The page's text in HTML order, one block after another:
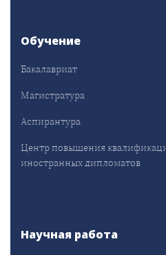
Обучение
Бакалавриат
Магистратура
Аспирантура
Центр повышения
иностранных дипломатов
Научная работа